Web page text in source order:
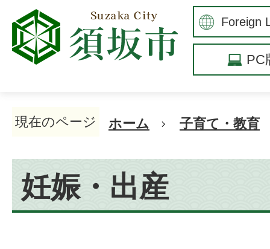
PC
現在のページ ホーム 子育て・教育
妊娠・出産